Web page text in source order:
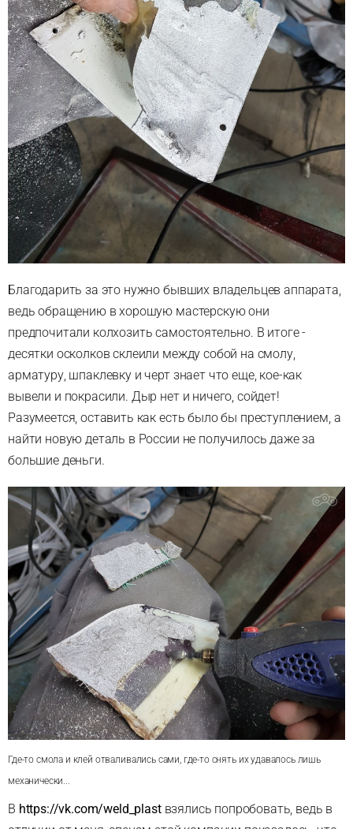
Благодарить за это нужно бывших владельцев аппарата,
ведь обращению в хорошую мастерскую они
предпочитали колхозить самостоятельно. В итоге -
десятки осколков склеили между собой на смолу,
арматуру, шпаклевку и черт знает что еще, кое-как
вывели и покрасили. Дыр нет и ничего, сойдет!
Разумеется, оставить как есть было бы преступлением, а
найти новую деталь в России не получилось даже за
большие деньги.
Где-то смола и клей отваливались сами, где-то снять их удавалось лишь
механически...
В https://vk.com/weld_plastвзялись попробовать, ведь в